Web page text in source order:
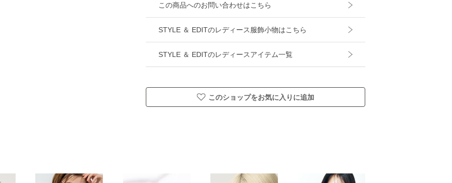
この商品へのお問い合わせはこちら
STYLE ＆ EDITのレディース服飾小物はこちら
STYLE ＆ EDITのレディースアイテム一覧
このショップをお気に入りに追加